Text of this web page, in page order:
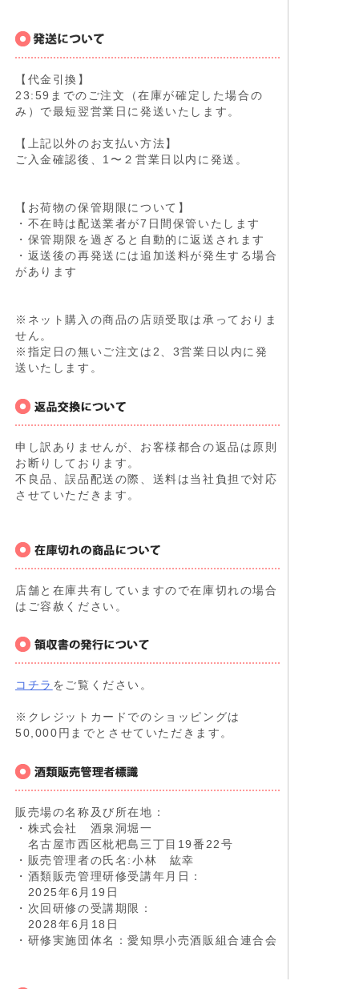
【代金引換】
23:59までのご注文（在庫が確定した場合の
み）で最短翌営業日に発送いたします。
【上記以外のお支払い方法】
ご入金確認後、1〜２営業日以内に発送。
【お荷物の保管期限について】
・不在時は配送業者が7日間保管いたします
・保管期限を過ぎると自動的に返送されます
・返送後の再発送には追加送料が発生する場合
があります
※ネット購入の商品の店頭受取は承っておりま
せん。
※指定日の無いご注文は2、3営業日以内に発
送いたします。
申し訳ありませんが、お客様都合の返品は原則
お断りしております。
不良品、誤品配送の際、送料は当社負担で対応
させていただきます。
店舗と在庫共有していますので在庫切れの場合
はご容赦ください。
コチラ をご覧ください。
※クレジットカードでのショッピングは
50,000円までとさせていただきます。
販売場の名称及び所在地：
・株式会社 酒泉洞堀一
名古屋市西区枇杷島三丁目19番22号
・販売管理者の氏名:小林 紘幸
・酒類販売管理研修受講年月日：
2025年6月19日
・次回研修の受講期限：
2028年6月18日
・研修実施団体名：愛知県小売酒販組合連合会